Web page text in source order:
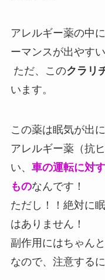
アレルギー薬の中
ーマンスが出やす
ただ、このクラリ
います。
この薬は眠気が出
アレルギー薬（抗
い、 車の運転に対
ものなんです！
ただし！！絶対に
はありません！
副作用にはちゃん
なので、注意する